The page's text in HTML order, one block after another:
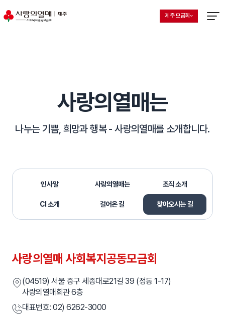
지회 선택 목록 열기
현재 선택된 지회
제주 모금회
사랑의열매는
나누는 기쁨, 희망과 행복 -사랑의열매를 소개합니다.
인사말 사랑의열매는 조직 소개
CI 소개 걸어온 길 찾아오시는 길
선택됨
사랑의열매 사회복지공동모금회
(04519) 서울 중구 세종대로21길 39 (정동 1-17)
사랑의열매회관 6층
대표번호: 02) 6262-3000